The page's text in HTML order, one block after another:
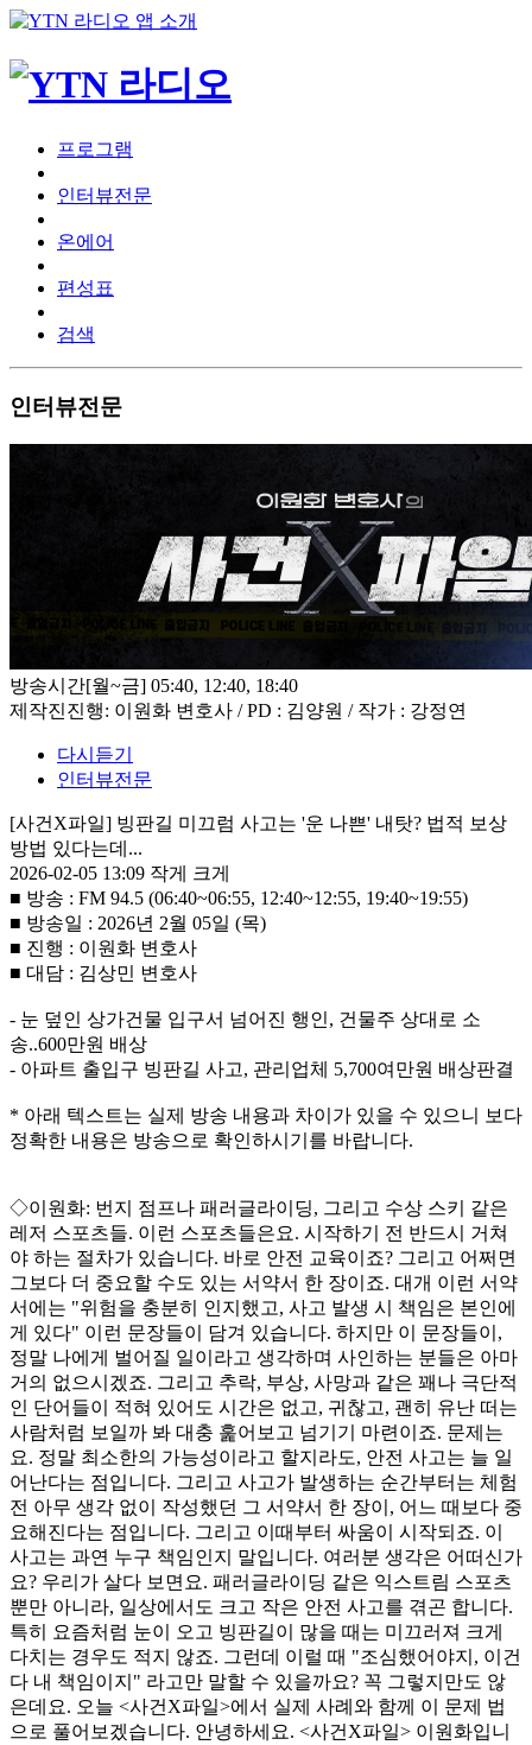
프로그램
인터뷰전문
온에어
편성표
검색
인터뷰전문
방송시간[월~금] 05:40, 12:40, 18:40
제작진진행: 이원화 변호사 / PD : 김양원 / 작가 : 강정연
다시듣기
인터뷰전문
[사건X파일] 빙판길 미끄럼 사고는 '운 나쁜' 내탓? 법적 보상
방법 있다는데...
2026-02-05 13:09 작게
크게
■ 방송 : FM 94.5 (06:40~06:55, 12:40~12:55, 19:40~19:55)
■ 방송일 : 2026년 2월 05일 (목)
■ 진행 : 이원화 변호사
■ 대담 : 김상민 변호사
- 눈 덮인 상가건물 입구서 넘어진 행인, 건물주 상대로 소
송..600만원 배상
- 아파트 출입구 빙판길 사고, 관리업체 5,700여만원 배상판결
* 아래 텍스트는 실제 방송 내용과 차이가 있을 수 있으니 보다
정확한 내용은 방송으로 확인하시기를 바랍니다.
◇이원화: 번지 점프나 패러글라이딩, 그리고 수상 스키 같은
레저 스포츠들. 이런 스포츠들은요. 시작하기 전 반드시 거쳐
야 하는 절차가 있습니다. 바로 안전 교육이죠? 그리고 어쩌면
그보다 더 중요할 수도 있는 서약서 한 장이죠. 대개 이런 서약
서에는 "위험을 충분히 인지했고, 사고 발생 시 책임은 본인에
게 있다" 이런 문장들이 담겨 있습니다. 하지만 이 문장들이,
정말 나에게 벌어질 일이라고 생각하며 사인하는 분들은 아마
거의 없으시겠죠. 그리고 추락, 부상, 사망과 같은 꽤나 극단적
인 단어들이 적혀 있어도 시간은 없고, 귀찮고, 괜히 유난 떠는
사람처럼 보일까 봐 대충 훑어보고 넘기기 마련이죠. 문제는
요. 정말 최소한의 가능성이라고 할지라도, 안전 사고는 늘 일
어난다는 점입니다. 그리고 사고가 발생하는 순간부터는 체험
전 아무 생각 없이 작성했던 그 서약서 한 장이, 어느 때보다 중
요해진다는 점입니다. 그리고 이때부터 싸움이 시작되죠. 이
사고는 과연 누구 책임인지 말입니다. 여러분 생각은 어떠신가
요? 우리가 살다 보면요. 패러글라이딩 같은 익스트림 스포츠
뿐만 아니라, 일상에서도 크고 작은 안전 사고를 겪곤 합니다.
특히 요즘처럼 눈이 오고 빙판길이 많을 때는 미끄러져 크게
다치는 경우도 적지 않죠. 그런데 이럴 때 "조심했어야지, 이건
다 내 책임이지" 라고만 말할 수 있을까요? 꼭 그렇지만도 않
은데요. 오늘 <사건X파일>에서 실제 사례와 함께 이 문제 법
으로 풀어보겠습니다. 안녕하세요. <사건X파일> 이원화입니